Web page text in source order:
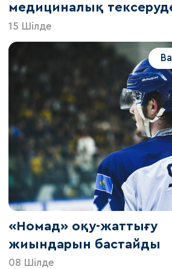
медициналық
15 Шілде
«Номад» оқу-жаттығу
жиындарын бастайды
08 Шілде